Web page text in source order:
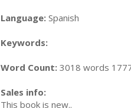
Language: Spanish
Keywords:
Word Count: 3018 words
Sales info:
This book is new..